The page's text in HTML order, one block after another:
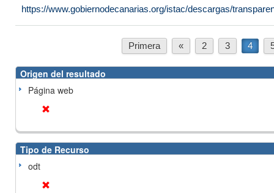
https://www.gobiernodecanarias.org/istac/descargas/
Primera « 2 3 4
Origen del resultado
Página web
Tipo de Recurso
odt